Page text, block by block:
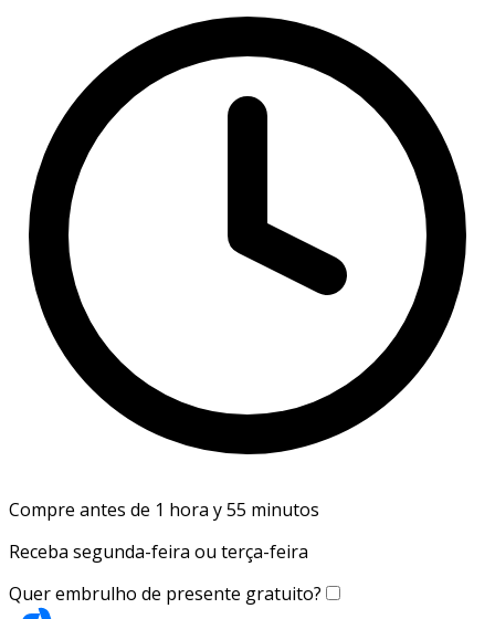
Compre antes de 1 hora y 55 minutos
Receba segunda-feira ou terça-feira
Quer embrulho de presente gratuito?